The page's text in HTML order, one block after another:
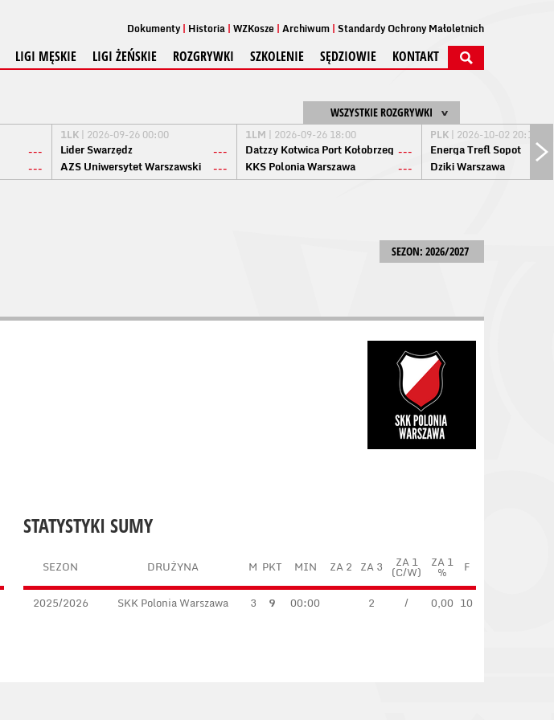
Dokumenty Historia WZKosze Archiwum Standardy Ochrony Małoletnich
LIGI MĘSKIE LIGI ŻEŃSKIE ROZGRYWKI SZKOLENIE SĘDZIOWIE KONTAKT
WSZYSTKIE ROZGRYWKI
---
---
1LK | 2026-09-26 00:00
Lider Swarzędz
---
AZS Uniwersytet Warszawski
---
1LM | 2026-09-26 18:00
Datzzy Kotwica Port Kołobrzeg ---
KKS Polonia Warszawa
---
PLK | 2026-10-02 20:15
Energa Trefl Sopot
Dziki Warszawa
SEZON: 2026/2027
STATYSTYKI SUMY
SEZON DRUŻYNA M PKT MIN ZA 2 ZA 3 ZA 1
(C/W)
ZA 1
% F
2025/2026 SKK Polonia Warszawa 3 9 00:00 2 / 0,00 10